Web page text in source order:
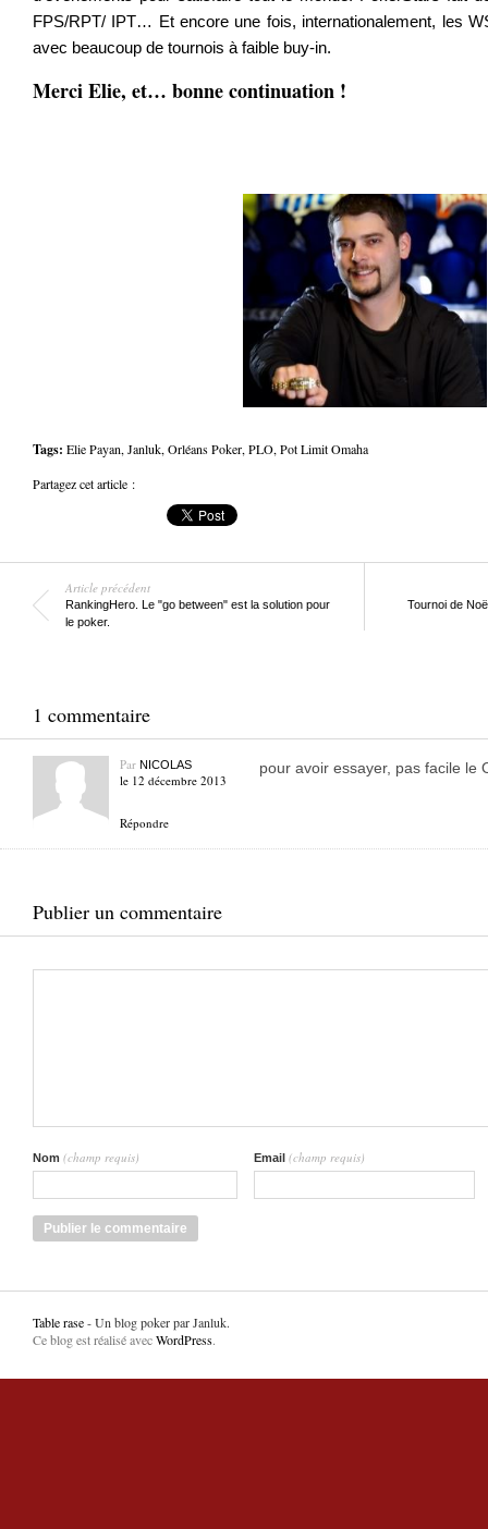
FPS/RPT/ IPT… Et encore une fois, internationalement, les
avec beaucoup de tournois à faible buy-in.
Merci Elie, et… bonne continuation !
Tags: Elie Payan, Janluk, Orléans Poker, PLO, Pot Limit Omaha
Partagez cet article :
Article précédent
RankingHero. Le "go between" est la solution pour
le poker.
Tournoi de
1 commentaire
Par NICOLAS
le 12 décembre 2013
Répondre
pour avoir essayer, pas facile le
Publier un commentaire
Nom (champ requis) Email (champ requis)
Table rase- Un blog poker par Janluk.
Ce blog est réalisé avecWordPress.